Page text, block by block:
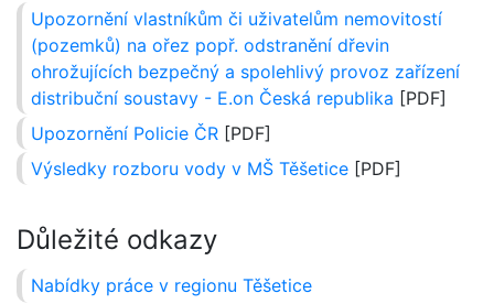
Upozornění vlastníkům či uživatelům nemovitostí
(pozemků) na ořez popř. odstranění dřevin
ohrožujících bezpečný a spolehlivý provoz zařízení
distribuční soustavy - E.on Česká republika [PDF]
Upozornění Policie ČR[PDF]
Výsledky rozboru vody v MŠ Těšetice[PDF]
Důležité odkazy
Nabídky práce v regionu Těšetice